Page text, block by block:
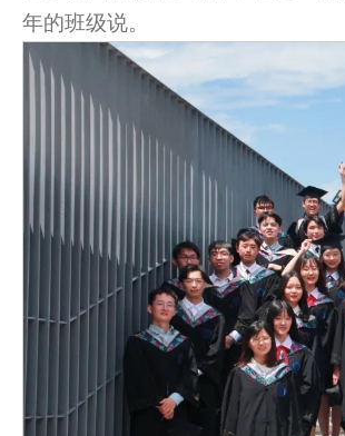
年的班级说。